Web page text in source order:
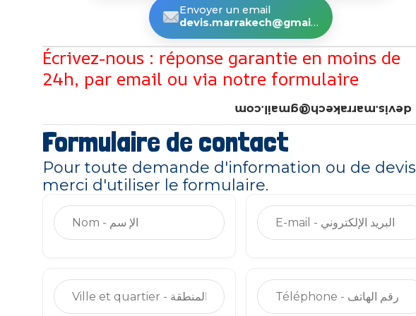
Envoyer un email
devis.marrakech@gmail.com
Écrivez-nous : réponse garantie en moins de
24h, par email ou via notre formulaire
devis.marrakech@gmail.com
Formulaire de contact
Pour toute demande d'information ou de devis
merci d'utiliser le formulaire.